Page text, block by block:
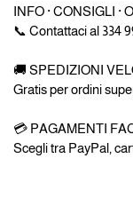
INFO · CONSIGLI ·
📞 Contattaci al 334
🚚 SPEDIZIONI
Gratis per ordini
💳 PAGAMENTI
Scegli tra PayPal,